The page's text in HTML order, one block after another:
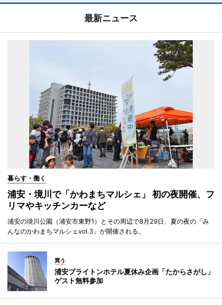
最新ニュース
暮らす・働く
浦安・境川で「かわまちマルシェ」 初の夜開催、フ
リマやキッチンカーなど
浦安の境川公園（浦安市東野1）とその周辺で8月29日、夏の夜の「み
んなのかわまちマルシェvol.3」が開催される。
買う
浦安ブライトンホテル夏休み企画「たからさがし」
ゲスト無料参加